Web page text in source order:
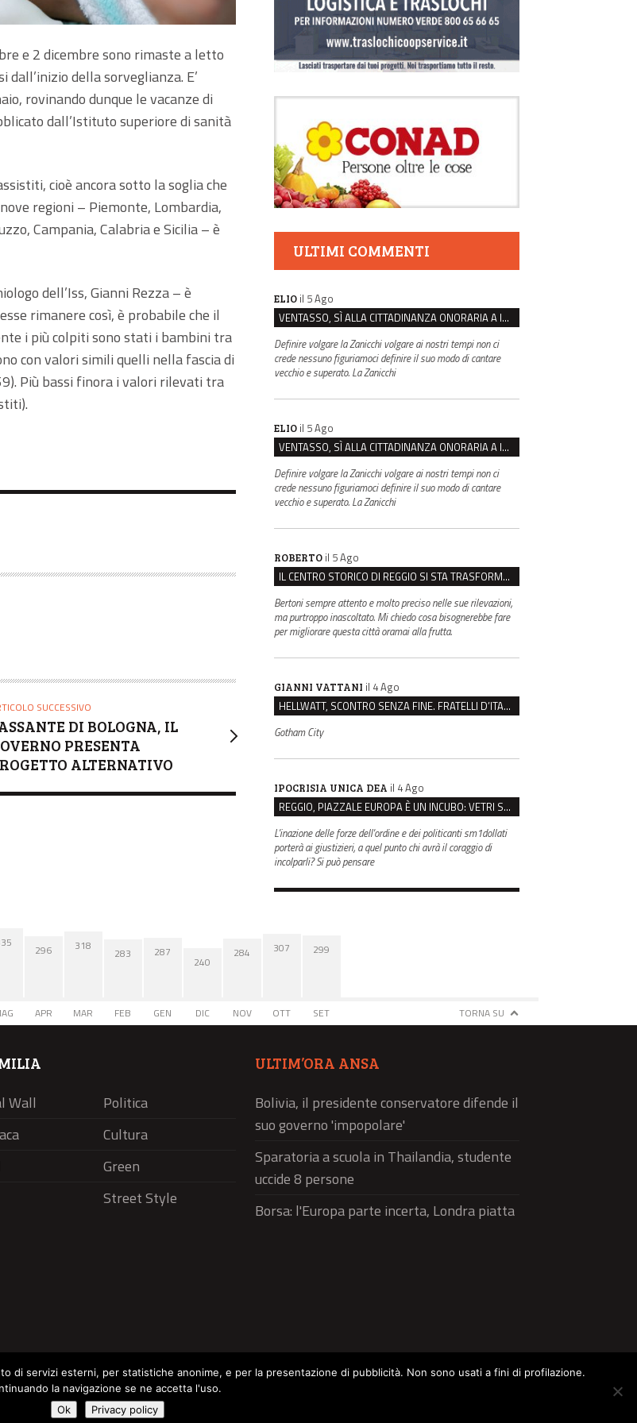
e 2 dicembre sono rimaste a letto
della sorveglianza. E’
rovinando dunque le vacanze di
dall’Istituto superiore di sanità
cioè ancora sotto la soglia che
regioni – Piemonte, Lombardia,
Campania, Calabria e Sicilia – è
dell’Iss, Gianni Rezza – è
rimanere così, è probabile che il
i più colpiti sono stati i bambini tra
con valori simili quelli nella fascia di
Più bassi finora i valori rilevati tra
SUCCESSIVO
DI BOLOGNA, IL
PRESENTA
ALTERNATIVO
ULTIMI COMMENTI
ELIO il 5 Ago
VENTASSO, SÌ ALLA CITTADINANZA ONORARIA A IVA ZANICCHI. MA BARGIACCHI: “È DI PESSIMO GUSTO”
Definire volgare la Zanicchi volgare ai nostri tempi non ci
crede nessuno figuriamoci definire il suo modo di cantare
vecchio e superato. La Zanicchi
ELIO il 5 Ago
VENTASSO, SÌ ALLA CITTADINANZA ONORARIA A IVA ZANICCHI. MA BARGIACCHI: “È DI PESSIMO GUSTO”
Definire volgare la Zanicchi volgare ai nostri tempi non ci
crede nessuno figuriamoci definire il suo modo di cantare
vecchio e superato. La Zanicchi
ROBERTO il 5 Ago
IL CENTRO STORICO DI REGGIO SI STA TRASFORMANDO, E NON IN MEGLIO
Bertoni sempre attento e molto preciso nelle sue rilevazioni,
ma purtroppo inascoltato. Mi chiedo cosa bisognerebbe fare
per migliorare questa città oramai alla frutta.
GIANNI VATTANI il 4 Ago
HELLWATT, SCONTRO SENZA FINE. FRATELLI D’ITALIA: “MILANI PORTA DOCUMENTI, DE FRANCO INSULTI”
Gotham City
IPOCRISIA UNICA DEA il 4 Ago
REGGIO, PIAZZALE EUROPA È UN INCUBO: VETRI SPACCATI E FURTI SULLE AUTO IN SOSTA
L'inazione delle forze dell'ordine e dei politicanti sm1dollati
porterà ai giustizieri, a quel punto chi avrà il coraggio di
incolparli? Si può pensare
296
APR
318
MAR
283
FEB
287
GEN
240
DIC
284
NOV
307
OTT
299
SET TORNA SU
Wall
Politica
Cultura
Green
Street Style
ULTIM’ORA ANSA
Bolivia, il presidente conservatore difende il
suo governo 'impopolare'
Sparatoria a scuola in Thailandia, studente
uccide 8 persone
Borsa: l'Europa parte incerta, Londra piatta
Social Wall Politica
di servizi esterni, per statistiche anonime, e per la presentazione di pubblicità. Non sono usati a fini di profilazione.
la navigazione se ne accetta l'uso.
Ok
Privacy policy